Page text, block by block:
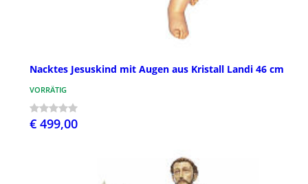
Nacktes Jesuskind mit Augen aus Kristall Landi 46 cm
VORRÄTIG
€ 499,00